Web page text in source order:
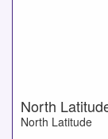
North
North Latitude